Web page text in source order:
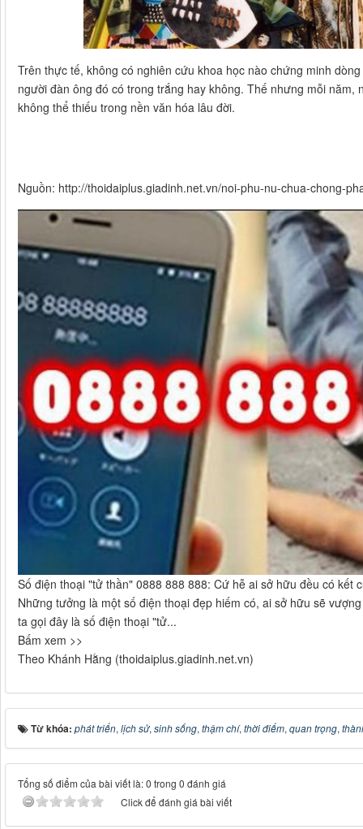
Trên thực tế, không có nghiên cứu khoa học nào chứng minh
người đàn ông đó có trong trắng hay không. Thế nhưng mỗi
không thể thiếu trong nền văn hóa lâu đời.
Nguồn: http://thoidaiplus.giadinh.net.vn/noi-phu-nu-chua-chong-
Số điện thoại "tử thần" 0888 888 888: Cứ hễ ai sở hữu đều có kết
Những tưởng là một số điện thoại đẹp hiếm có, ai sở hữu sẽ
ta gọi đây là số điện thoại "tử...
Bấm xem >>
Theo Khánh Hằng (thoidaiplus.giadinh.net.vn)
Từ khóa: phát triển, lịch sử, sinh sống, thậm chí, thời điểm, quan trọng,
Tổng số điểm của bài viết là: 0 trong 0 đánh giá
Click để đánh giá bài viết